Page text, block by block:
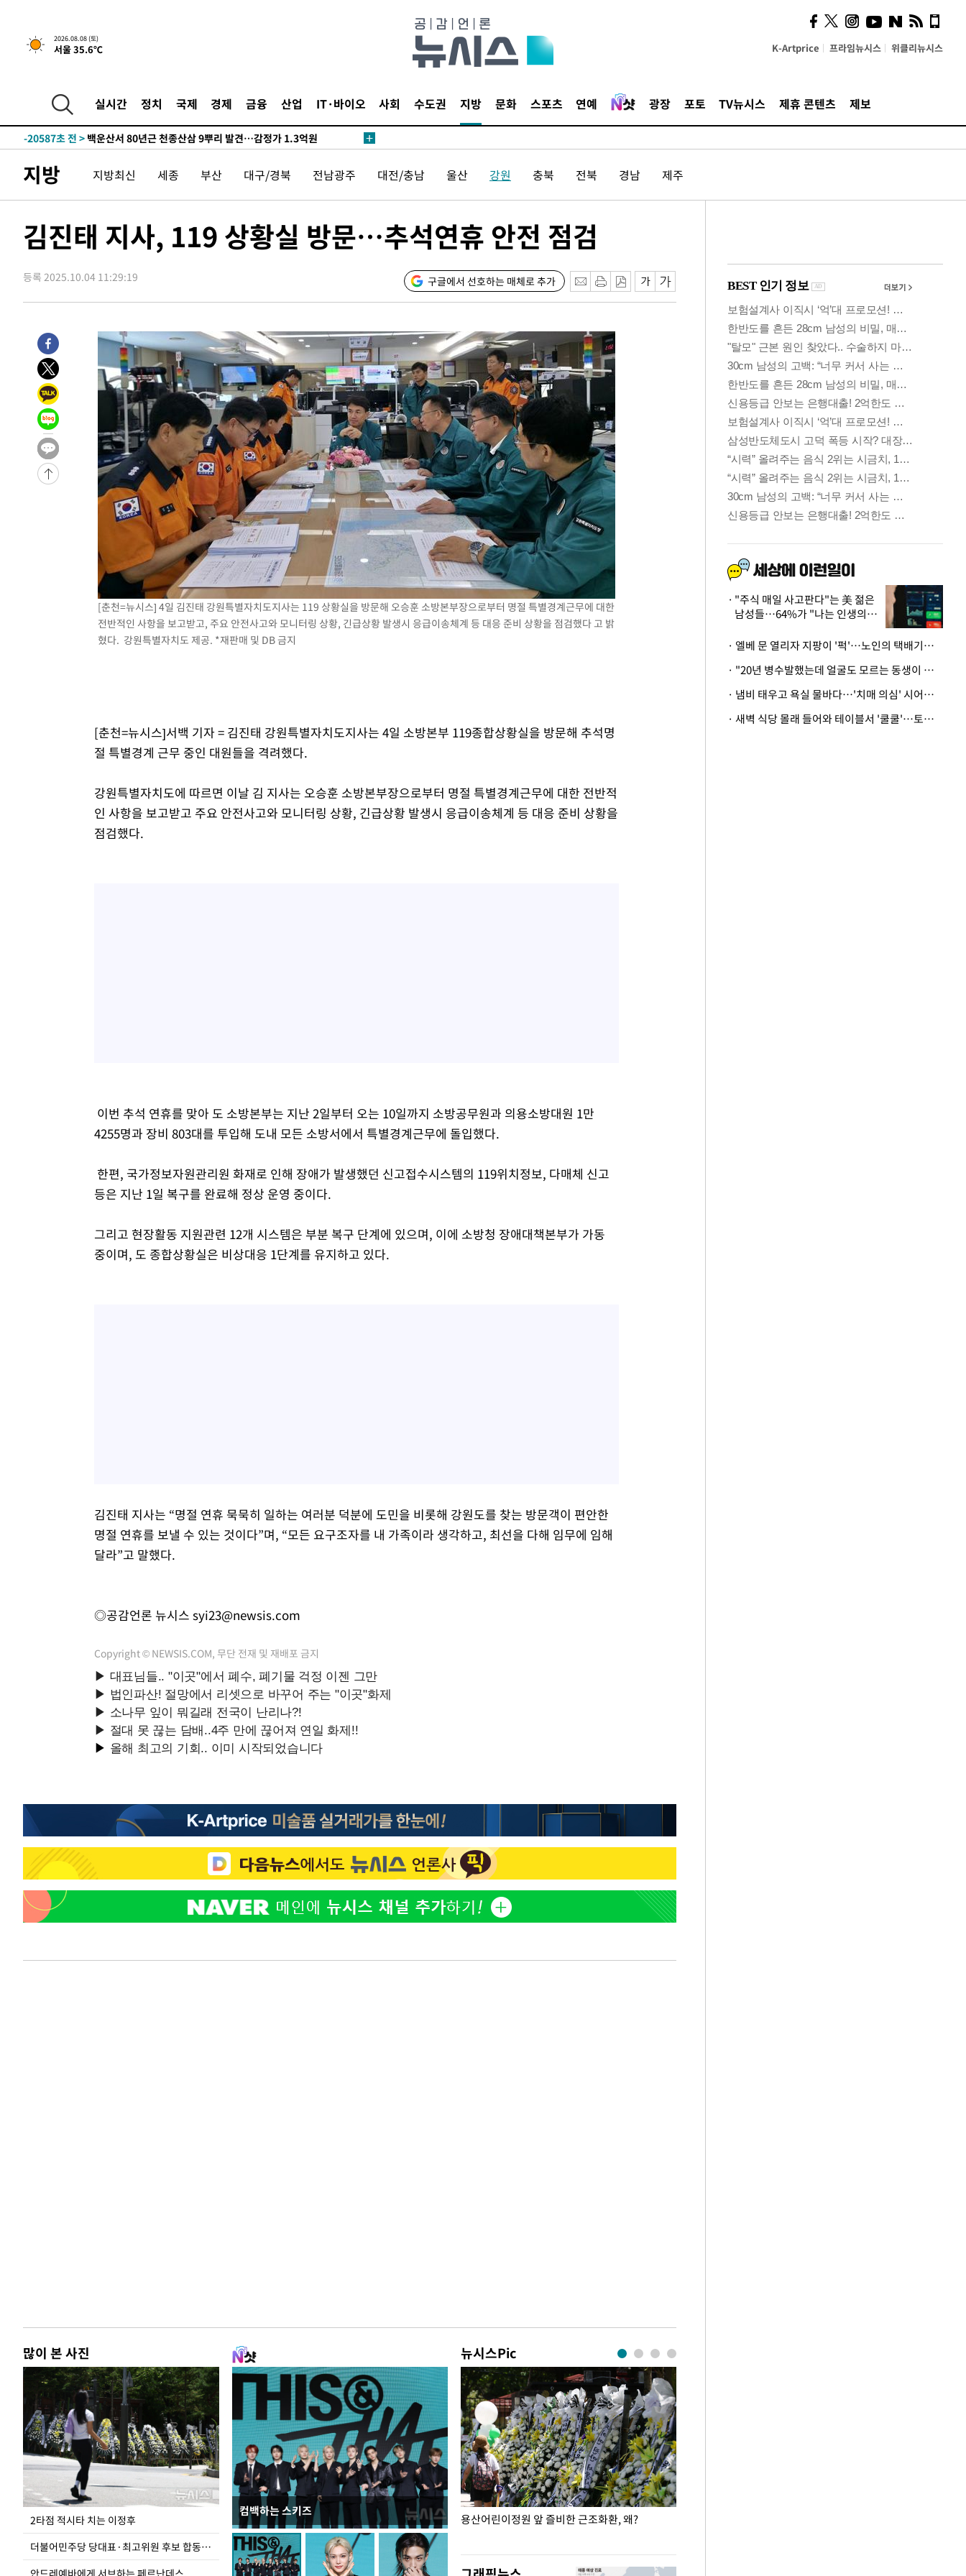
2026.08.08 (토)
서울 35.6℃ K-Artprice 프라임뉴시스 위클리뉴시스
실시간 정치 국제 경제 금융 산업 IT·바이오 사회 수도권 지방 문화 스포츠 연예 광장 포토 TV뉴시스 제휴 콘텐츠 제보
-31784초 전 >[속보]이강인 "감독님이 원하는 마음 느꼈고, 많은 트로피 원해 아
틀레티코 이적"
-31566초 전 >수도권 40도 육박 '펄펄'…동해안 일부 지역엔 호의주의보
-24480초 전 >
강릉에 시간당 81.4㎜ 물폭탄…도로 잠기고 담벼락 붕괴
-20587초 전 >
-18297초 전 > 선재도서 해루질 나섰다 실종 60대, 닷새 만에 숨진 채 발견
-15207초 전 >
여수 오동도 해상서 모터보트 전복…1명 사망·1명 실종
-11434초 전 >극한폭염 한풀 꺾이지만…'낮 최고 35도' 무더위, 열대야 계속[다음
-6969초 전 >[속보]'압수수색·성접대 논란' 축구협회 "실망과 걱정 안겨드려 죄
3시간 전 >[속보]뉴욕증시 상승 마감…S&P 0.6% 나스닥 1.3%↑
-31784초 전 >[속보]이강인 "감독님이 원하는 마음 느꼈고, 많은 트로피 원해 아
-30535초 전 >
온열질환 사망자 3명 늘어…누적 환자 3000명 돌파
-24480초 전 >
강릉에 시간당 81.4㎜ 물폭탄…도로 잠기고 담벼락 붕괴
-20587초 전 >
백운산서 80년근 천종산삼 9뿌리 발견…감정가 1.3억원
-18297초 전 >
선재도서 해루질 나섰다 실종 60대, 닷새 만에 숨진 채 발견
-15831초 전 >
남자 농구, 나고야 아시안게임서 '홈팀' 일본과 한일전
-15207초 전 >
여수 오동도 해상서 모터보트 전복…1명 사망·1명 실종
-11434초 전 >
극한폭염 한풀 꺾이지만…'낮 최고 35도' 무더위, 열대야 계속[다음
주 날씨]
-8452초 전 >
축구협회 "압수수색·성접대 논란 사과…쇄신의 기회로 삼겠다"
[속보]'압수수색·성접대 논란' 축구협회 "실망과 걱정 안겨드려 죄
'최고 37도' 폭염 지속…강원동해안 최대 150㎜ 비
[속보]뉴욕증시 상승 마감…S&P 0.6% 나스닥 1.3%↑
지방 지방최신 세종 부산 대구/경북 전남광주 대전/충남 울산 강원 충북 전북 경남 제주
김진태 지사, 119 상황실 방문…추석연휴 안전 점검
등록 2025.10.04 11:29:19 구글에서 선호하는 매체로 추가
[춘천=뉴시스] 4일 김진태 강원특별자치도지사는 119 상황실을 방문해 오승훈 소방본부장으로부터 명절 특별경계근무에 대한
전반적인 사항을 보고받고, 주요 안전사고와 모니터링 상황, 긴급상황 발생시 응급이송체계 등 대응 준비 상황을 점검했다 고 밝
혔다. 강원특별자치도 제공. *재판매 및 DB 금지
[춘천=뉴시스]서백 기자 = 김진태 강원특별자치도지사는 4일 소방본부 119종합상황실을 방문해 추석명
절 특별경계 근무 중인 대원들을 격려했다.
강원특별자치도에 따르면 이날 김 지사는 오승훈 소방본부장으로부터 명절 특별경계근무에 대한 전반적
인 사항을 보고받고 주요 안전사고와 모니터링 상황, 긴급상황 발생시 응급이송체계 등 대응 준비 상황을
점검했다.
이번 추석 연휴를 맞아 도 소방본부는 지난 2일부터 오는 10일까지 소방공무원과 의용소방대원 1만
4255명과 장비 803대를 투입해 도내 모든 소방서에서 특별경계근무에 돌입했다.
한편, 국가정보자원관리원 화재로 인해 장애가 발생했던 신고접수시스템의 119위치정보, 다매체 신고
등은 지난 1일 복구를 완료해 정상 운영 중이다.
그리고 현장활동 지원관련 12개 시스템은 부분 복구 단계에 있으며, 이에 소방청 장애대책본부가 가동
중이며, 도 종합상황실은 비상대응 1단계를 유지하고 있다.
김진태 지사는 “명절 연휴 묵묵히 일하는 여러분 덕분에 도민을 비롯해 강원도를 찾는 방문객이 편안한
명절 연휴를 보낼 수 있는 것이다”며, “모든 요구조자를 내 가족이라 생각하고, 최선을 다해 임무에 임해
달라”고 말했다.
◎공감언론 뉴시스 syi23@newsis.com
Copyright © NEWSIS.COM, 무단 전재 및 재배포 금지
많이 본 사진
2타점 적시타 치는 이정후
더불어민주당 당대표·최고위원 후보 합동연설회
안드레예바에게 서브하는 페르난데스
컴백하는 스키즈
뉴시스Pic
사진으로 보는 일주일 용산어린이정원 앞 즐비한 근조화환, 왜?
사이 해답 찾았죠"…알을
깨고 나온 '초자아'
"주식 매일 사고판다"는 美 젊은
남성들…64%가 "나는 인생의
· 엘베 문 열리자 지팡이 '퍽'…노인의 택배기사 폭행 이유
· "20년 병수발했는데 얼굴도 모르는 동생이 유산 절반을"…배다른 형제 상속권 있을까
· 냄비 태우고 욕실 물바다…'치매 의심' 시어머니 검사 권유했다가 '날벼락'
· 새벽 식당 몰래 들어와 테이블서 '쿨쿨'…토사물 남기고 사라진 남성